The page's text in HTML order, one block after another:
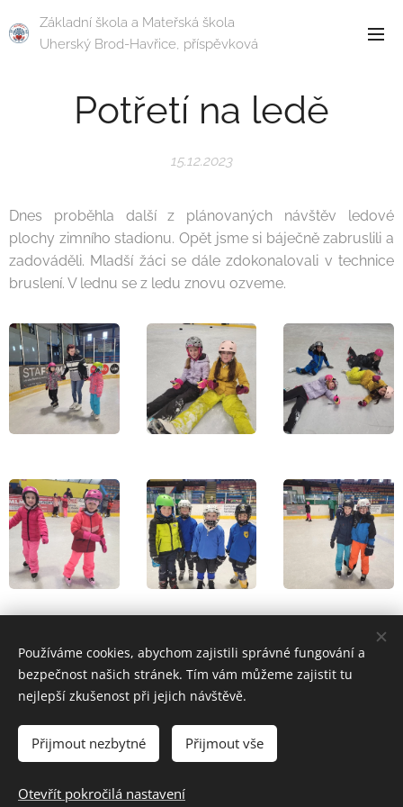
Základní škola a Mateřská škola
Uherský Brod-Havřice, příspěvková
Potřetí na ledě
15.12.2023
Dnes proběhla další z plánovaných návštěv ledové
plochy zimního stadionu. Opět jsme si báječně zabruslili a
zadováděli. Mladší žáci se dále zdokonalovali v technice
bruslení. V lednu se z ledu znovu ozveme.
Share
© 2024 Základní škola a Mateřská škola Uherský Brod-Havřice,
příspěvková organizace | Všechna práva vyhrazena.
Cookies
Používáme cookies, abychom zajistili správné fungování a
bezpečnost našich stránek. Tím vám můžeme zajistit tu
nejlepší zkušenost při jejich návštěvě.
Přijmout nezbytné Přijmout vše
Otevřít pokročilá nastavení